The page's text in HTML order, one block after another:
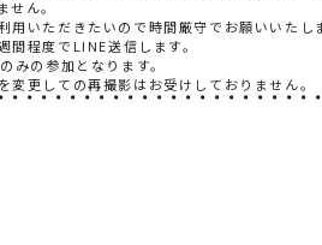
せん。
用いただきたいので時間厳守でお願いいたし
間程度でLINE送信します。
みの参加となります。
変更しての再撮影はお受けしておりません。